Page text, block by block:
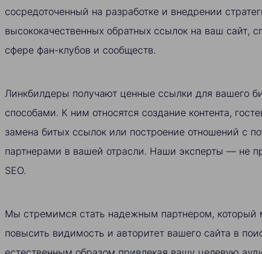
сосредоточенный на разработке и внедрении
высококачественных обратных ссылок на ваш сайт,
сфере фан-клубов и сообществ.
Линкбилдеры получают ценные ссылки для вашего
способами. К ним относятся создание контента,
замена битых ссылок или построение отношений с
партнерами в вашей отрасли. Наши эксперты — не
SEO.
Мы стремимся стать надежным партнером, который
повысить видимость и авторитет вашего сайта в